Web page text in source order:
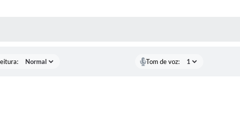
Tom de voz: